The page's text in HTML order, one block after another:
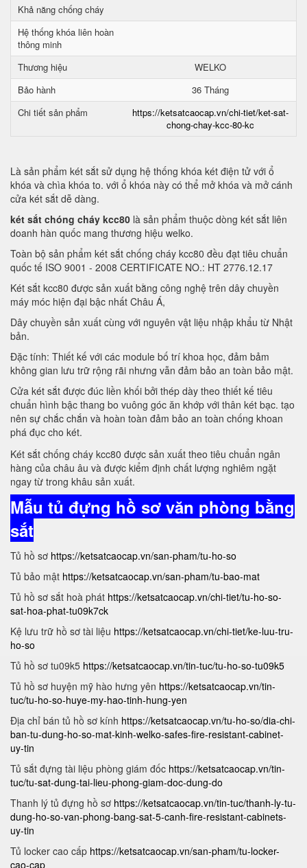
Khả năng chống cháy
Hệ thống khóa liên hoàn
thông minh
Thương hiệu
WELKO
Bảo hành
36 Tháng
Chi tiết sản phẩm
https://ketsatcaocap.vn/chi-tiet/ket-sat-
chong-chay-kcc-80-kc
Là sản phẩm két sắt sử dụng hệ thống khóa két điện tử với ổ
khóa và chìa khóa to. với ổ khóa này có thể mở khóa và mở cánh
cửa két sắt dễ dàng.
két sắt chóng cháy kcc80 là sản phẩm thuộc dòng két sắt liên
doanh hàn quốc mang thương hiệu welko.
Toàn bộ sản phẩm két sắt chống cháy kcc80 đều đạt tiêu chuẩn
quốc tế ISO 9001 - 2008 CERTIFICATE NO.: HT 2776.12.17
Két sắt kcc80 được sản xuất bằng công nghệ trên dây chuyền
máy móc hiện đại bậc nhất Châu Á,
Dây chuyền sản xuất cùng với nguyên vật liệu nhập khẩu từ Nhật
bản.
Đặc tính: Thiết kế với các module bố trí khoa học, đảm bảm
không gian lưu trữ rộng rãi nhưng vẫn đảm bảo an toàn bảo mật.
Cửa két sắt được đúc liền khối bởi thép dày theo thiết kế tiêu
chuẩn hình bậc thang bo vuông góc ăn khớp với thân két bạc. tạo
nên sự chắc chắn và hoàn toàn đảm bảo an toàn chống khoan
phá đục cho két.
Két sắt chống cháy kcc80 được sản xuất theo tiêu chuẩn ngân
hàng của châu âu và được kiểm định chất lượng nghiêm ngặt
ngay từ trong khâu sản xuất.
Mẫu tủ đựng hồ sơ văn phòng bằng
sắt
Tủ hồ sơ https://ketsatcaocap.vn/san-pham/tu-ho-so
Tủ bảo mật https://ketsatcaocap.vn/san-pham/tu-bao-mat
Tủ hồ sơ sắt hoà phát https://ketsatcaocap.vn/chi-tiet/tu-ho-so-
sat-hoa-phat-tu09k7ck
Kệ lưu trữ hồ sơ tài liệu https://ketsatcaocap.vn/chi-tiet/ke-luu-tru-
ho-so
Tủ hồ sơ tu09k5 https://ketsatcaocap.vn/tin-tuc/tu-ho-so-tu09k5
Tủ hồ sơ huyện mỹ hào hưng yên https://ketsatcaocap.vn/tin-
tuc/tu-ho-so-huye-my-hao-tinh-hung-yen
Địa chỉ bán tủ hồ sơ kính https://ketsatcaocap.vn/tu-ho-so/dia-chi-
ban-tu-dung-ho-so-mat-kinh-welko-safes-fire-resistant-cabinet-
uy-tin
Tủ sắt đựng tài liệu phòng giám đốc https://ketsatcaocap.vn/tin-
tuc/tu-sat-dung-tai-lieu-phong-giam-doc-dung-do
Thanh lý tủ đựng hồ sơ https://ketsatcaocap.vn/tin-tuc/thanh-ly-tu-
dung-ho-so-van-phong-bang-sat-5-canh-fire-resistant-cabinets-
uy-tin
Tủ locker cao cấp https://ketsatcaocap.vn/san-pham/tu-locker-
cao-cap